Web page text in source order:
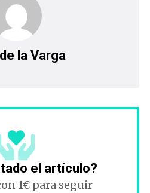
la Varga
el artículo?
1€ para seguir